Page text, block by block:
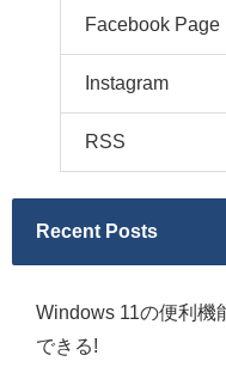
Facebook Page
Instagram
RSS
Recent Posts
Windows 11の便利機
できる!